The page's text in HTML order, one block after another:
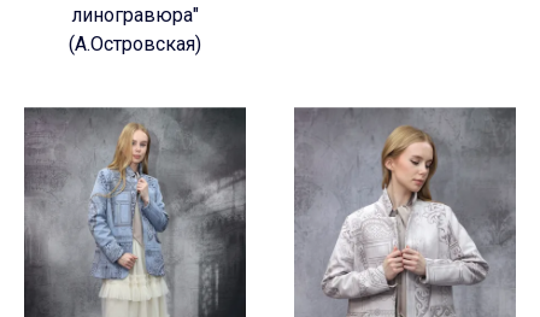
линогравюра"
(А.Островская)